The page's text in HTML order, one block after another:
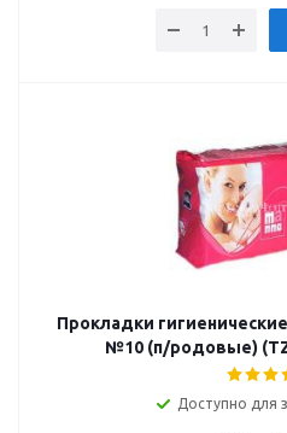
Прокладки
№10 (п/родовые)
Доступно для